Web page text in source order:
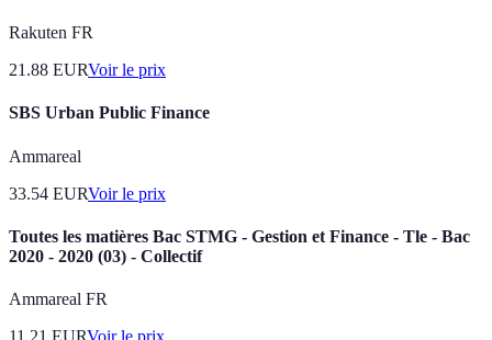
Rakuten FR
21.88 EURVoir le prix
SBS Urban Public Finance
Ammareal
33.54 EURVoir le prix
Toutes les matières Bac STMG - Gestion et Finance - Tle - Bac
2020 - 2020 (03) - Collectif
Ammareal FR